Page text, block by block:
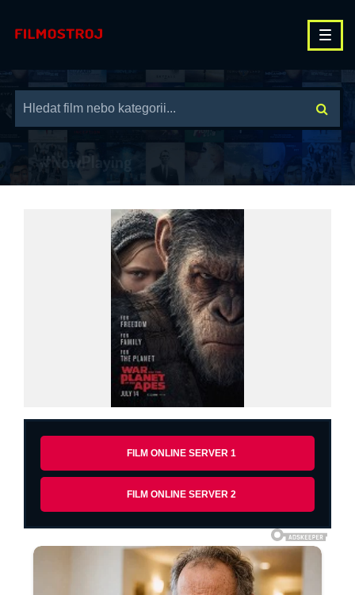
FILM ONLINE SERVER 1
FILM ONLINE SERVER 2